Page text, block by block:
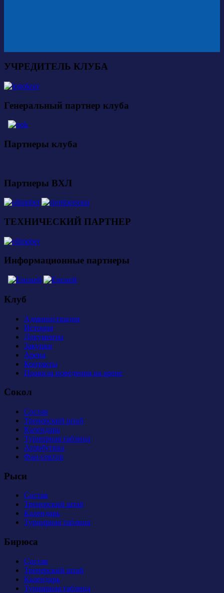
УЧРЕДИТЕЛЬ КЛУБА
Генеральный партнер клуба
Партнеры клуба
Партнеры ВХЛ
ТЕХНИЧЕСКИЙ ПАРТНЕР
Информационные партнеры
Клуб
Администрация
История
Документы
Закупки
Арена
Контакты
Правила поведения на арене
Сокол
Состав
Тренерский штаб
Календарь
Турнирная таблица
Атрибутика
Фан-сектор
Рыси
Состав
Тренерский штаб
Календарь
Турнирная таблица
Бирюса
Состав
Тренерский штаб
Календарь
Турнирная таблица